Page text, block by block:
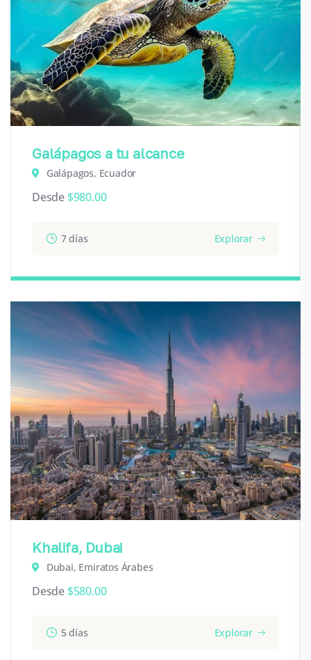
Galápagos a tu alcance
Galápagos, Ecuador
Desde $980.00
7 días Explorar
Khalifa, Dubai
Dubai, Emiratos Árabes
Desde $580.00
5 días Explorar